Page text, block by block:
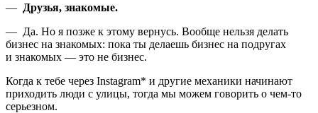
— Друзья, знакомые.
— Да. Но я позже к этому вернусь. Вообще нельзя делать
бизнес на знакомых: пока ты делаешь бизнес на подругах
и знакомых — это не бизнес.
Когда к тебе через Instagram* и другие механики начинают
приходить люди с улицы, тогда мы можем говорить о чем-то
серьезном.